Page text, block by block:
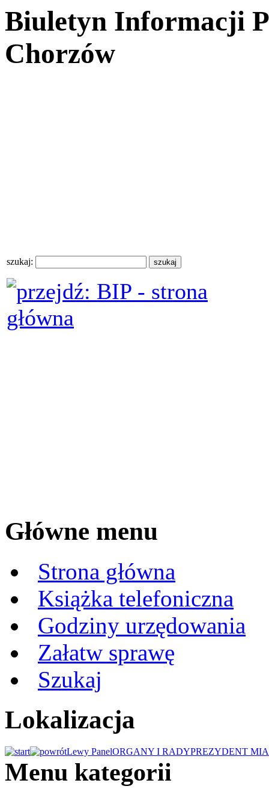
Biuletyn Informacji
Chorzów
szukaj:
Główne menu
Strona główna
Książka telefoniczna
Godziny urzędowania
Załatw sprawę
Szukaj
Lokalizacja
Lewy PanelORGANY I RADYPREZYDENT
Menu kategorii